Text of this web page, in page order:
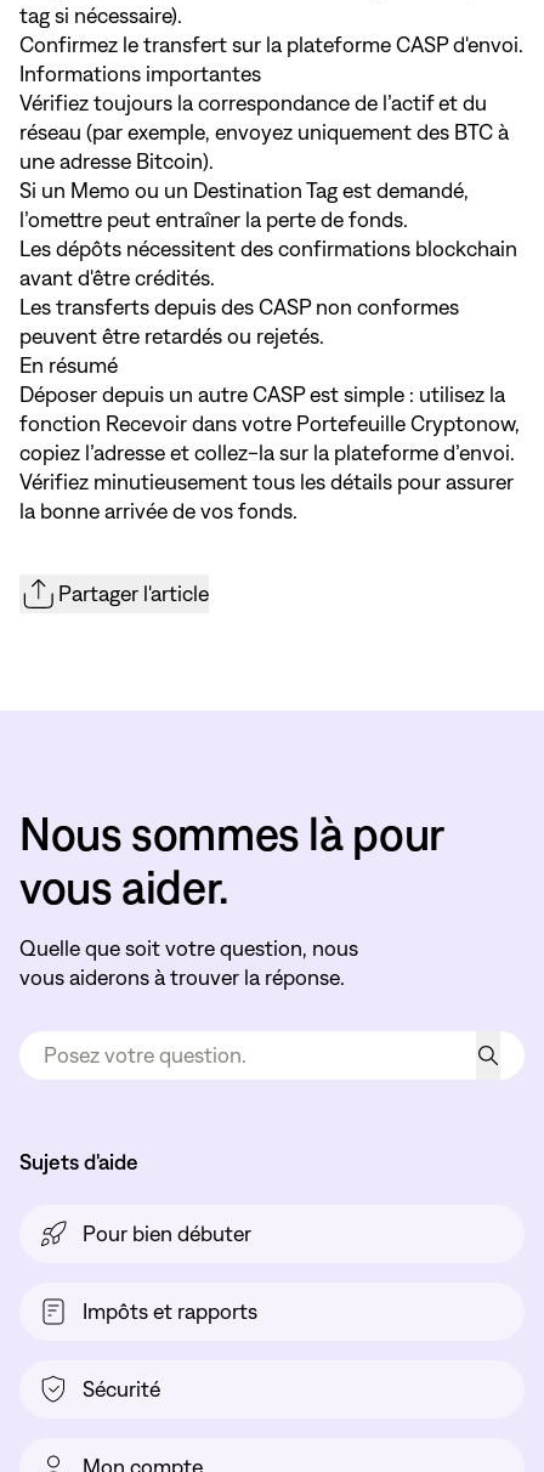
tag si nécessaire).
Confirmez le transfert sur la plateforme CASP d'envoi.
Informations importantes
Vérifiez toujours la correspondance de l’actif et du
réseau (par exemple, envoyez uniquement des BTC à
une adresse Bitcoin).
Si un Memo ou un Destination Tag est demandé,
l’omettre peut entraîner la perte de fonds.
Les dépôts nécessitent des confirmations blockchain
avant d'être crédités.
Les transferts depuis des CASP non conformes
peuvent être retardés ou rejetés.
En résumé
Déposer depuis un autre CASP est simple : utilisez la
fonction Recevoir dans votre Portefeuille Cryptonow,
copiez l’adresse et collez-la sur la plateforme d’envoi.
Vérifiez minutieusement tous les détails pour assurer
la bonne arrivée de vos fonds.
Partager l'article
Nous sommes là pour
vous aider.
Quelle que soit votre question, nous
vous aiderons à trouver la réponse.
Sujets d'aide
Pour bien débuter
Impôts et rapports
Sécurité
Mon compte